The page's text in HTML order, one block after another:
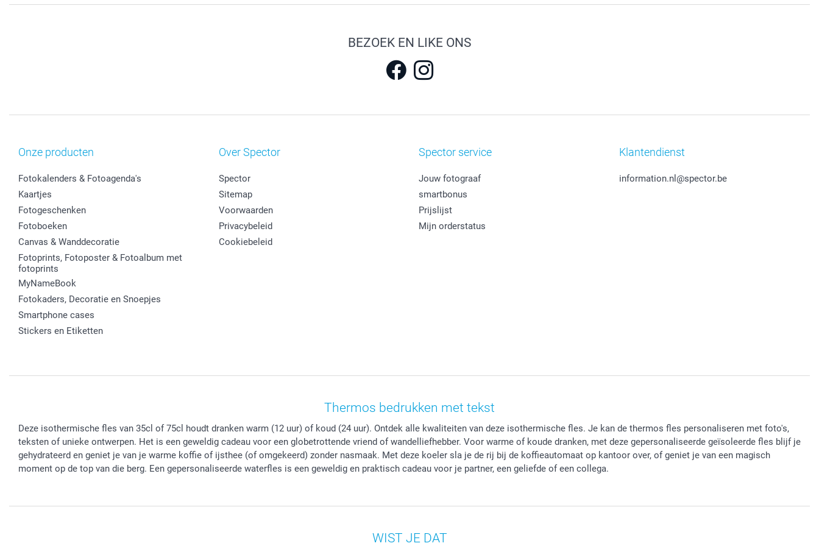
BEZOEK EN LIKE ONS
Onze producten
Fotokalenders & Fotoagenda's
Kaartjes
Fotogeschenken
Fotoboeken
Canvas & Wanddecoratie
Fotoprints, Fotoposter & Fotoalbum met
fotoprints
MyNameBook
Fotokaders, Decoratie en Snoepjes
Smartphone cases
Stickers en Etiketten
Over Spector
Spector
Sitemap
Voorwaarden
Privacybeleid
Cookiebeleid
Spector service
Jouw fotograaf
smartbonus
Prijslijst
Mijn orderstatus
Klantendienst
information.nl@spector.be
Thermos bedrukken met tekst
Deze isothermische fles van 35cl of 75cl houdt dranken warm (12 uur) of koud (24 uur). Ontdek alle kwaliteiten van deze isothermische fles. Je kan de thermos fles personaliseren met foto's,
teksten of unieke ontwerpen. Het is een geweldig cadeau voor een globetrottende vriend of wandelliefhebber. Voor warme of koude dranken, met deze gepersonaliseerde geïsoleerde fles blijf je
gehydrateerd en geniet je van je warme koffie of ijsthee (of omgekeerd) zonder nasmaak. Met deze koeler sla je de rij bij de koffieautomaat op kantoor over, of geniet je van een magisch
moment op de top van die berg. Een gepersonaliseerde waterfles is een geweldig en praktisch cadeau voor je partner, een geliefde of een collega.
WIST JE DAT